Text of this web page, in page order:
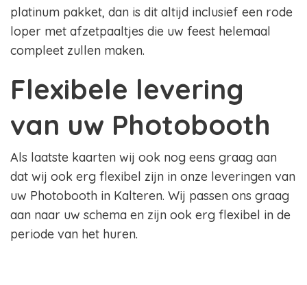
platinum pakket, dan is dit altijd inclusief een rode
loper met afzetpaaltjes die uw feest helemaal
compleet zullen maken.
Flexibele levering
van uw Photobooth
Als laatste kaarten wij ook nog eens graag aan
dat wij ook erg flexibel zijn in onze leveringen van
uw Photobooth in Kalteren. Wij passen ons graag
aan naar uw schema en zijn ook erg flexibel in de
periode van het huren.